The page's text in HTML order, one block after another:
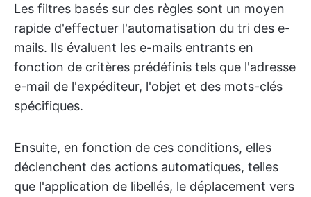
Les filtres basés sur des règles sont un moyen
rapide d'effectuer l'automatisation du tri des e-
mails. Ils évaluent les e-mails entrants en
fonction de critères prédéfinis tels que l'adresse
e-mail de l'expéditeur, l'objet et des mots-clés
spécifiques.
Ensuite, en fonction de ces conditions, elles
déclenchent des actions automatiques, telles
que l'application de libellés, le déplacement vers